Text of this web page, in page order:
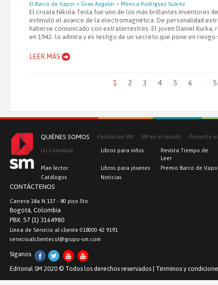
El Barco de Vapor Gran Angular Mónica Rodríguez Suárez
El croata Nikola Tesla fue uno de los más brillantes inventores
estimuló el avance de la electromagnética. De personalidad
haberse comunicado con extraterrestres. El joven Daniel Kurka,
en 1942- lo admira y es testigo de un secreto que pone en riesgo
LEER MÁS
1 2 3 4 5 6
QUIÉNES SOMOS Fundación SM SM en el mundo Proyecto
LIJ Colombia Libros para niños
Revista Tiempo de
Leer
Plan lector
Libros para jóvenes
Premio Barco de
Catálogos
Noticias
CONTÁCTENOS
Carrera 18a N 137 - 80 piso 5to
Bogotá, Colombia
PBX: 57 (1) 3164980
Línea de Servicio al cliente 018000 42 9191
servicioalclientecol@grupo-sm.com
Síganos
Editorial SM 2020 © Todos los derechos reservados | Términos y